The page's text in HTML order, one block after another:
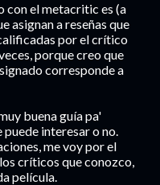
con el metacritic es (a
asignan a reseñas que
por el crítico
porque creo que
corresponde a
buena guía pa'
puede interesar o no.
me voy por el
críticos que conozco,
película.